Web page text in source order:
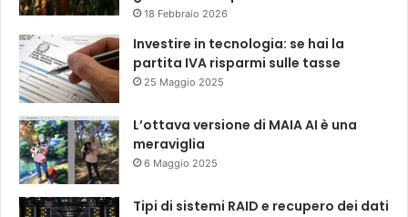
18 Febbraio 2026
Investire in tecnologia: se hai la
partita IVA risparmi sulle tasse
25 Maggio 2025
L’ottava versione di MAIA AI è una
meraviglia
6 Maggio 2025
Tipi di sistemi RAID e recupero dei dati